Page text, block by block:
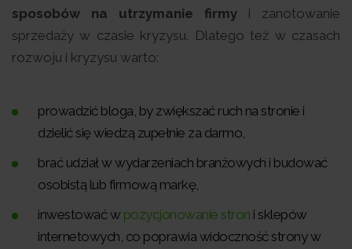
sposobów na utrzymanie firmy i zanotowanie
sprzedaży w czasie kryzysu. Dlatego też w czasach
rozwoju i kryzysu warto:
prowadzić bloga, by zwiększać ruch na stronie i
dzielić się wiedzą zupełnie za darmo,
brać udział w wydarzeniach branżowych i budować
osobistą lub firmową markę,
inwestować w pozycjonowanie stron i sklepów
internetowych, co poprawia widoczność strony w